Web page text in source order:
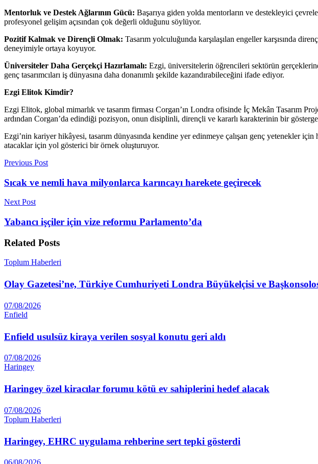
Mentorluk ve Destek Ağlarının Gücü: Başarıya giden yolda mentorların ve destekleyici
profesyonel gelişim açısından çok değerli olduğunu söylüyor.
Pozitif Kalmak ve Dirençli Olmak: Tasarım yolculuğunda karşılaşılan engeller karşısında
deneyimiyle ortaya koyuyor.
Üniversiteler Daha Gerçekçi Hazırlamalı: Ezgi, üniversitelerin öğrencileri sektörün
genç tasarımcıları iş dünyasına daha donanımlı şekilde kazandırabileceğini ifade ediyor.
Ezgi Elitok Kimdir?
Ezgi Elitok, global mimarlık ve tasarım firması Corgan’ın Londra ofisinde İç Mekân Tasarım
ardından Corgan’da edindiği pozisyon, onun disiplinli, dirençli ve kararlı karakterinin bir
Ezgi’nin kariyer hikâyesi, tasarım dünyasında kendine yer edinmeye çalışan genç yetenekler
atacaklar için yol gösterici bir örnek oluşturuyor.
Previous Post
Sıcak ve nemli hava milyonlarca karıncayı harekete geçirecek
Next Post
Yabancı işçiler için vize reformu Parlamento’da
Related Posts
Toplum Haberleri
Olay Gazetesi’ne, Türkiye Cumhuriyeti Londra Büyükelçisi ve
07/08/2026
Enfield
Enfield usulsüz kiraya verilen sosyal konutu geri aldı
07/08/2026
Haringey
Haringey özel kiracılar forumu kötü ev sahiplerini hedef alacak
07/08/2026
Toplum Haberleri
Haringey, EHRC uygulama rehberine sert tepki gösterdi